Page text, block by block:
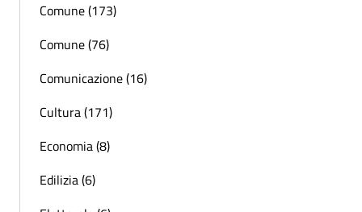
Comune (173)
Comune (76)
Comunicazione (16)
Cultura (171)
Economia (8)
Edilizia (6)